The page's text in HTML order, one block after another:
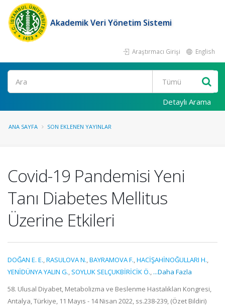
Akademik Veri Yönetim Sistemi
Araştırmacı Girişi English
Ara
Detaylı Arama
ANA SAYFA SON EKLENEN YAYINLAR
Covid-19 Pandemisi Yeni
Tanı Diabetes Mellitus
Üzerine Etkileri
DOĞAN E. E.,RASULOVA N.,BAYRAMOVA F.,HACİŞAHİNOĞULLARI H.,
YENİDÜNYA YALIN G., SOYLUK SELÇUKBİRİCİK Ö., ...Daha Fazla
58. Ulusal Diyabet, Metabolizma ve Beslenme Hastalıkları Kongresi,
Antalya, Türkiye, 11 Mayıs - 14 Nisan 2022, ss.238-239, (Özet Bildiri)